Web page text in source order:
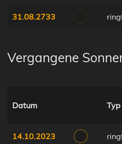
31.08.2733
Vergangene
Datum Typ
14.10.2023